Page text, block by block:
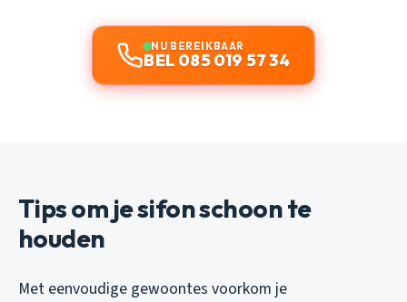
NU BEREIKBAAR
BEL 085 019 57 34
Tips om je sifon schoon te
houden
Met eenvoudige gewoontes voorkom je